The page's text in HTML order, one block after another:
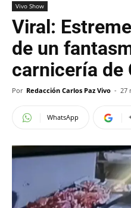
Vivo Show
Viral:
de un
carnicería de
Por Redacción Carlos Paz Vivo - 27
WhatsApp